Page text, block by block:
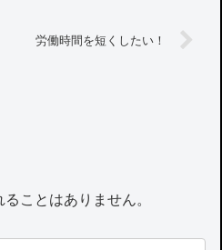
労働時間を短くしたい！
ことはありません。